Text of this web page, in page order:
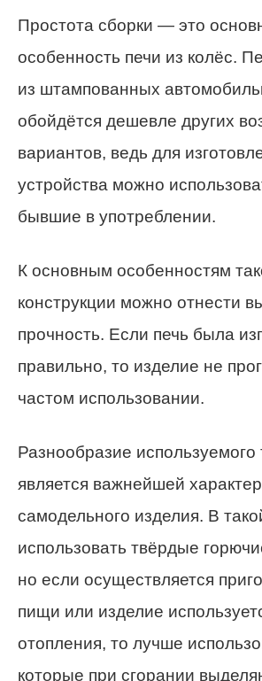
Простота сборки — это
особенность печи из колёс.
из штампованных
обойдётся дешевле других
вариантов, ведь для
устройства можно
бывшие в употреблении.
К основным особенностям
конструкции можно отнести
прочность. Если печь была
правильно, то изделие не
частом использовании.
Разнообразие используемого
является важнейшей
самодельного изделия. В
использовать твёрдые
но если осуществляется
пищи или изделие
отопления, то лучше
которые при сгорании